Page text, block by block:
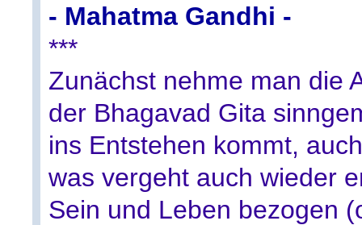
- Mahatma Gandhi -
***
Zunächst nehme man die
der Bhagavad Gita
ins Entstehen kommt,
was vergeht auch wieder
Sein und Leben bezogen